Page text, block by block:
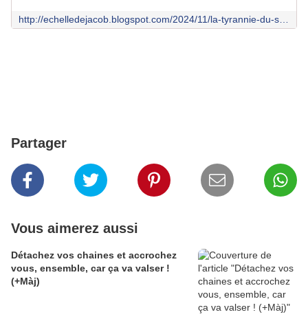
Partager
Vous aimerez aussi
Détachez vos chaines et accrochez
vous, ensemble, car ça va valser !
(+Màj)